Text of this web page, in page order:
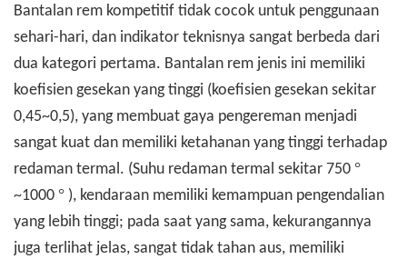
Bantalan rem kompetitif tidak cocok untuk penggunaan
sehari-hari, dan indikator teknisnya sangat berbeda dari
dua kategori pertama. Bantalan rem jenis ini memiliki
koefisien gesekan yang tinggi (koefisien gesekan sekitar
0,45~0,5), yang membuat gaya pengereman menjadi
sangat kuat dan memiliki ketahanan yang tinggi terhadap
redaman termal. (Suhu redaman termal sekitar 750 °
~1000 ° ), kendaraan memiliki kemampuan pengendalian
yang lebih tinggi; pada saat yang sama, kekurangannya
juga terlihat jelas, sangat tidak tahan aus, memiliki